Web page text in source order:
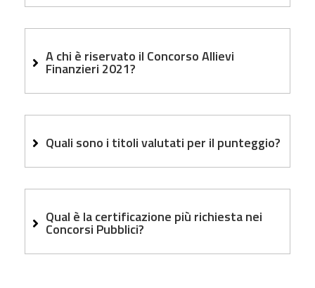
A chi è riservato il Concorso Allievi
Finanzieri 2021?
Quali sono i titoli valutati per il punteggio?
Qual è la certificazione più richiesta nei
Concorsi Pubblici?